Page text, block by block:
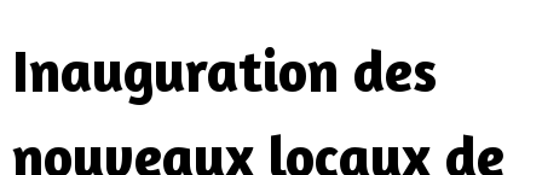
Inauguration des
nouveaux locaux de